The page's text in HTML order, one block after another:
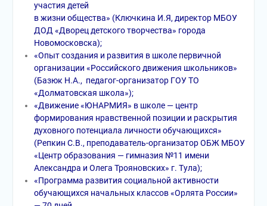
участия детей
в жизни общества» (Ключкина И.Я, директор МБОУ
ДОД «Дворец детского творчества» города
Новомосковска);
«Опыт создания и развития в школе первичной
организации «Российского движения школьников»
(Базюк Н.А., педагог-организатор ГОУ ТО
«Долматовская школа»);
«Движение «ЮНАРМИЯ» в школе — центр
формирования нравственной позиции и раскрытия
духовного потенциала личности обучающихся»
(Репкин С.В., преподаватель-организатор ОБЖ МБОУ
«Центр образования — гимназия №11 имени
Александра и Олега Трояновских» г. Тула);
«Программа развития социальной активности
обучающихся начальных классов «Орлята России»